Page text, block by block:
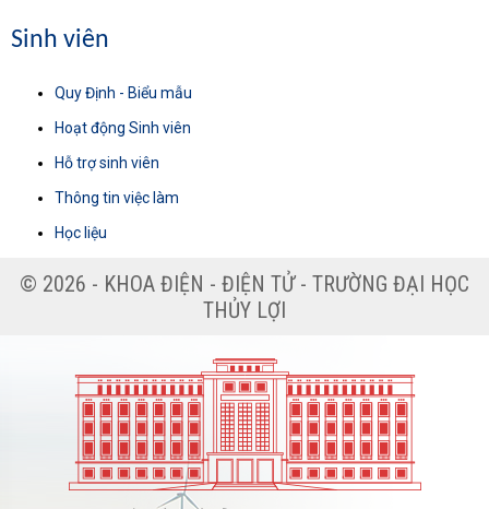
Sinh viên
Quy Định - Biểu mẫu
Hoạt động Sinh viên
Hỗ trợ sinh viên
Thông tin việc làm
Học liệu
© 2026 - KHOA ĐIỆN - ĐIỆN TỬ - TRƯỜNG ĐẠI HỌC
THỦY LỢI